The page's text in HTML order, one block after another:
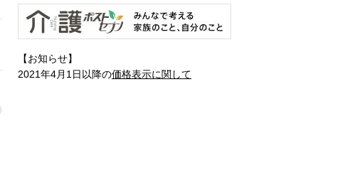
【お知らせ】
2021年4月1日以降の価格表示に関して